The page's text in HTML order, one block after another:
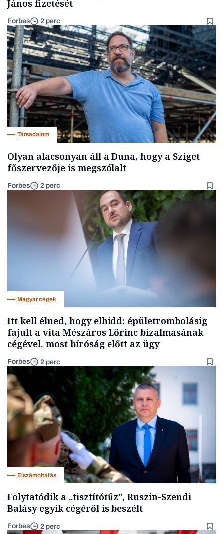
János fizetését
Forbes 2 perc
Társadalom
Olyan alacsonyan áll a Duna, hogy a Sziget
főszervezője is megszólalt
Forbes 2 perc
Magyar cégek
Itt kell élned, hogy elhidd: épületrombolásig
fajult a vita Mészáros Lőrinc bizalmasának
cégével, most bíróság előtt az ügy
Forbes 2 perc
Elszámoltatás
Folytatódik a „tisztítótűz”, Ruszin-Szendi
Balásy egyik cégéről is beszélt
Forbes 2 perc